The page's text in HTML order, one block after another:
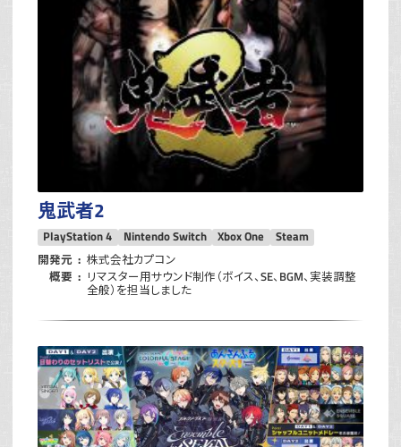
鬼武者2
PlayStation 4 Nintendo Switch Xbox One
Steam
開発元
株式会社カプコン
概要
リマスター用サウンド制作（ボイス、SE、BGM、実装調整
全般）を担当しました